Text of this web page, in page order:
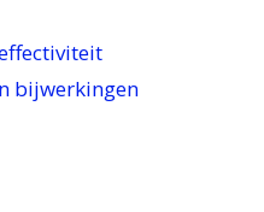
bijwerkingen